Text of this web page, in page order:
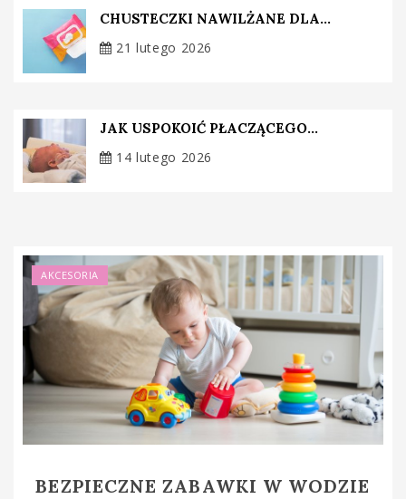
CHUSTECZKI NAWILŻANE DLA...
21 lutego 2026
JAK USPOKOIĆ PŁACZĄCEGO...
14 lutego 2026
AKCESORIA
BEZPIECZNE ZABAWKI W WODZIE